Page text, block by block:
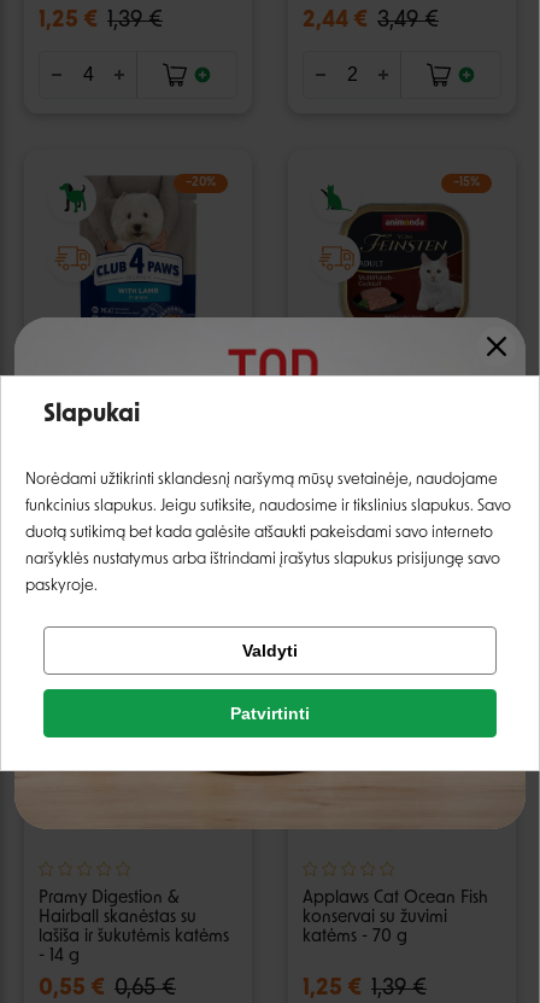
1,25 € 1,39 € 2,44 € 3,49 €
−20%
Club 4 Paws Premium
šunims - 100 g
0,47 € 0,59 €
−15%
1,10 € 1,29 €
Pramy Digestion &
Hairball skanėstas su
lašiša ir šukutėmis katėms
- 14 g
0,55 € 0,65 €
Applaws Cat Ocean Fish
konservai su žuvimi
katėms - 70 g
1,25 € 1,39 €
Registruotis
Facebook
Slapukai
Norėdami užtikrinti sklandesnį naršymą mūsų svetainėje, naudojame
funkcinius slapukus. Jeigu sutiksite, naudosime ir tikslinius slapukus. Savo
duotą sutikimą bet kada galėsite atšaukti pakeisdami savo interneto
naršyklės nustatymus arba ištrindami įrašytus slapukus prisijungę savo
paskyroje.
Valdyti
Patvirtinti